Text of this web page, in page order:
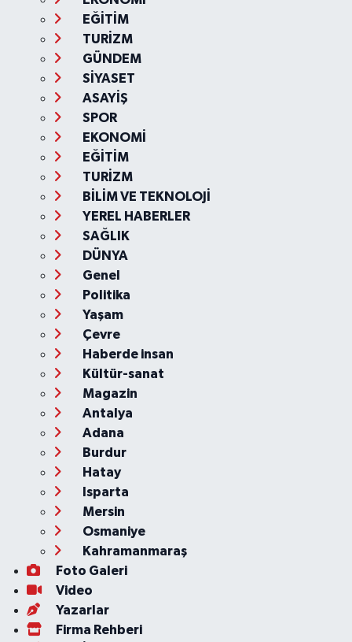
EĞİTİM
TURİZM
GÜNDEM
SİYASET
ASAYİŞ
SPOR
EKONOMİ
EĞİTİM
TURİZM
BİLİM VE TEKNOLOJİ
YEREL HABERLER
SAĞLIK
DÜNYA
Genel
Politika
Yaşam
Çevre
Haberde insan
Kültür-sanat
Magazin
Antalya
Adana
Burdur
Hatay
Isparta
Mersin
Osmaniye
Kahramanmaraş
Foto Galeri
Video
Yazarlar
Firma Rehberi